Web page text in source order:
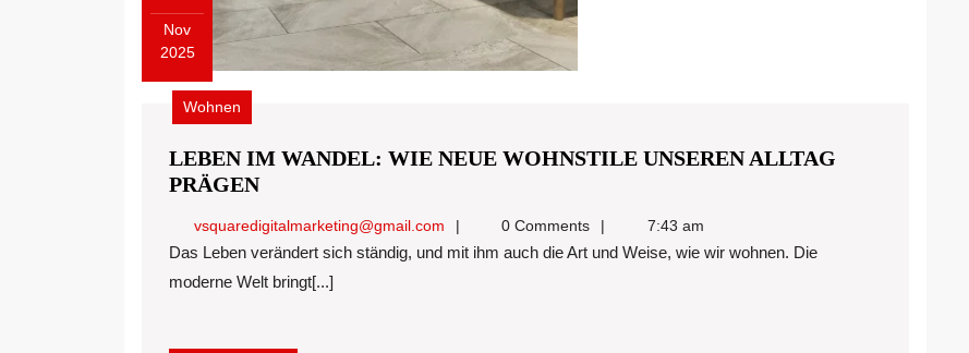
Nov
2025
November
Wohnen
LEBEN IM WANDEL: WIE NEUE WOHNSTILE UNSEREN ALLTAG
PRÄGENLEBEN
WANDEL:
WIE
NEUE
vsquaredigitalmarketing@gmail.comvsquaredigitalmarketing@gmail.com
0 Comments 7:43 am
Das Leben verändert sich ständig, und mit ihm auch die Art und Weise, wie wir wohnen. Die
moderne Welt bringt[...]